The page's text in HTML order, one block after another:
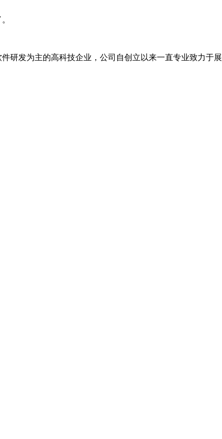
研发为主的高科技企业，公司自创立以来一直专业致力于